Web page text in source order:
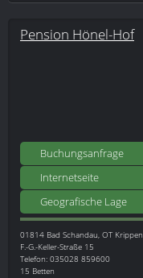
Pension Hönel-Hof
Buchungsanfrage
Internetseite
Geografische Lage
01814 Bad Schandau, OT Krippen
F.-G.-Keller-Straße 15
Telefon: 035028 859600
15 Betten